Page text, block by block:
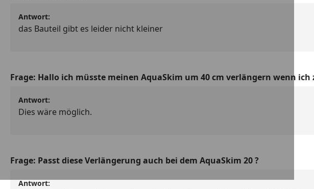
Antwort:
das Bauteil gibt es leider nicht kleiner
Frage: Hallo ich müsste meinen AquaSkim um 40 cm verlängern wenn
Antwort:
Dies wäre möglich.
Frage: Passt diese Verlängerung auch bei dem AquaSkim 20 ?
Antwort: